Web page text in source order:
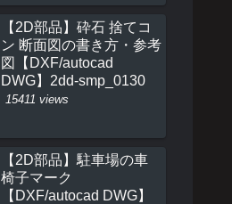
【2D部品】砕石 捨てコ
ン 断面図の書き方・参考
図【DXF/autocad
DWG】2dd-smp_0130
15411 views
【2D部品】駐車場の車
椅子マーク
【DXF/autocad DWG】